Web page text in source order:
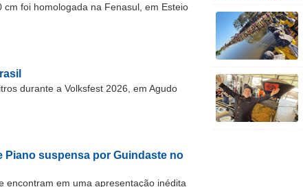
foi homologada na Fenasul, em Esteio
durante a Volksfest 2026, em Agudo
Piano suspensa por Guindaste no
encontram em uma apresentação inédita